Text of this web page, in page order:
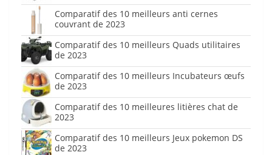
Comparatif des 10 meilleurs anti cernes
couvrant de 2023
Comparatif des 10 meilleurs Quads utilitaires
de 2023
Comparatif des 10 meilleurs Incubateurs œufs
de 2023
Comparatif des 10 meilleures litières chat de
2023
Comparatif des 10 meilleurs Jeux pokemon DS
de 2023